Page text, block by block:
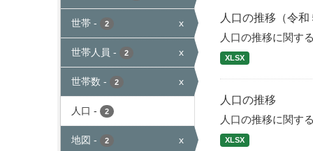
世帯 - 2 x
世帯人員 - 2 x
世帯数 - 2 x
人口 - 2
地図 - 2 x
人口の推移（令和
人口の推移に関す
XLSX
人口の推移
人口の推移に関す
XLSX